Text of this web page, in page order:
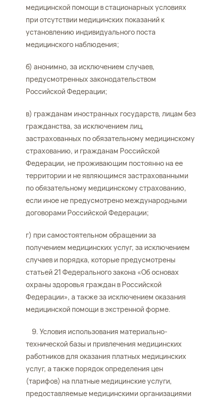
медицинской помощи в стационарных условиях
при отсутствии медицинских показаний к
установлению индивидуального поста
медицинского наблюдения;
б) анонимно, за исключением случаев,
предусмотренных законодательством
Российской Федерации;
в) гражданам иностранных государств, лицам без
гражданства, за исключением лиц,
застрахованных по обязательному медицинскому
страхованию, и гражданам Российской
Федерации, не проживающим постоянно на ее
территории и не являющимся застрахованными
по обязательному медицинскому страхованию,
если иное не предусмотрено международными
договорами Российской Федерации;
г) при самостоятельном обращении за
получением медицинских услуг, за исключением
случаев и порядка, которые предусмотрены
статьей 21 Федерального закона «Об основах
охраны здоровья граждан в Российской
Федерации», а также за исключением оказания
медицинской помощи в экстренной форме.
9. Условия использования материально-
технической базы и привлечения медицинских
работников для оказания платных медицинских
услуг, а также порядок определения цен
(тарифов) на платные медицинские услуги,
предоставляемые медицинскими организациями